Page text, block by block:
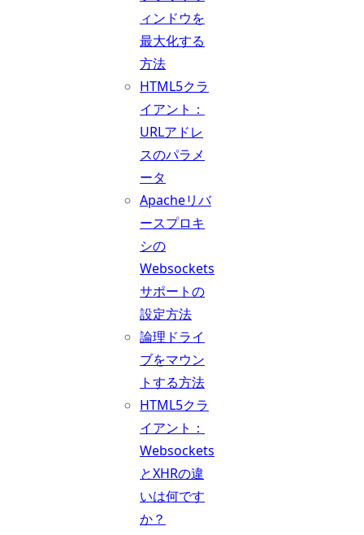
ィンドウを
最大化する
方法
HTML5クラ
イアント：
URLアドレ
スのパラメ
ータ
Apacheリバ
ースプロキ
シの
Websockets
サポートの
設定方法
論理ドライ
ブをマウン
トする方法
HTML5クラ
イアント：
Websockets
とXHRの違
いは何です
か？